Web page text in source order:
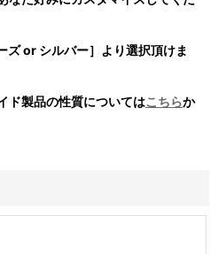
or シルバー］より選択頂けま
ド製品の性質についてはこちらか